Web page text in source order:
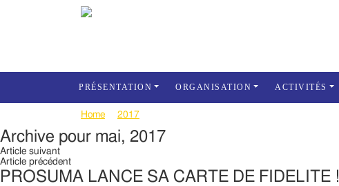
PRÉSENTATION ORGANISATION ACTIVITÉS
Home 2017
Archive pour mai, 2017
Article suivant
Article précédent
PROSUMA LANCE SA CARTE DE FIDELITE !